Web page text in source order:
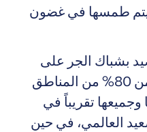
طمسها في غضون
بشباك الجر على
القاع مسموح به في أكثر من 80% من المناطق
تقريباً في
العالمي، في حين